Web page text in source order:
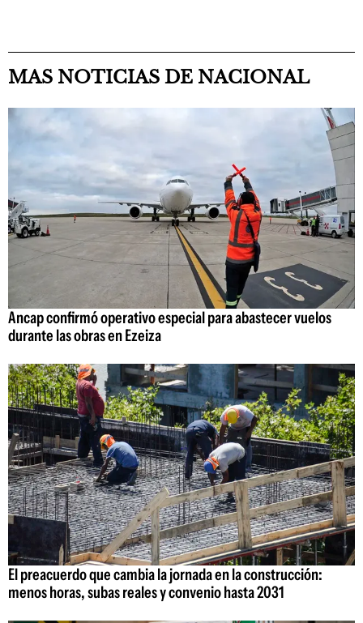
MAS NOTICIAS DE NACIONAL
Ancap confirmó operativo especial para abastecer vuelos
durante las obras en Ezeiza
El preacuerdo que cambia la jornada en la construcción:
menos horas, subas reales y convenio hasta 2031